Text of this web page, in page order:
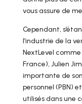
vous assure de
Cependant,
l’industrie de la
NextLevel
France), Julien
importante de
personnel (PBN)
utilisés dans une